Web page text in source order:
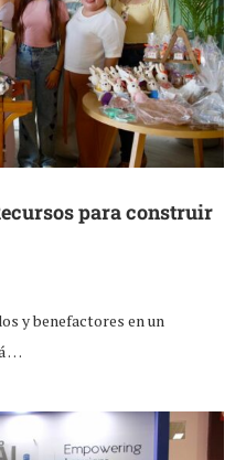
para construir
y benefactores en un
…